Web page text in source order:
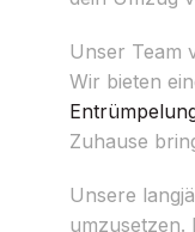
Unser Team
Wir bieten
Zuhause
Unsere
umzusetzen.